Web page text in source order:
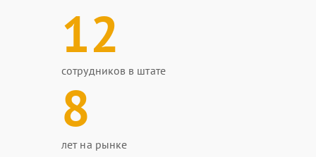
12
сотрудников в штате
8
лет на рынке